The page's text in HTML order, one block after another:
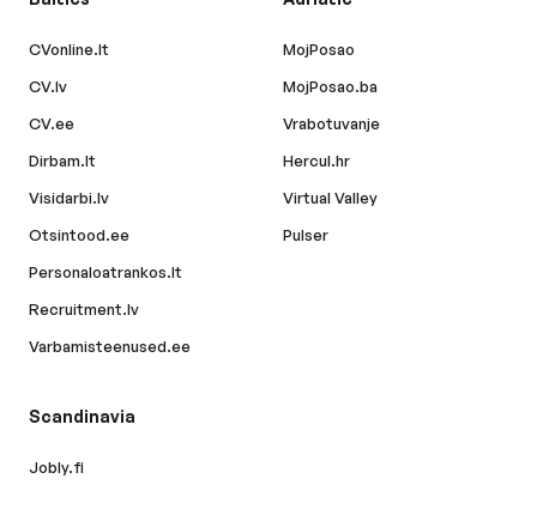
CVonline.lt
CV.lv
CV.ee
Dirbam.lt
Visidarbi.lv
Otsintood.ee
Personaloatrankos.lt
Recruitment.lv
Varbamisteenused.ee
MojPosao
MojPosao.ba
Vrabotuvanje
Hercul.hr
Virtual Valley
Pulser
Scandinavia
Jobly.fi